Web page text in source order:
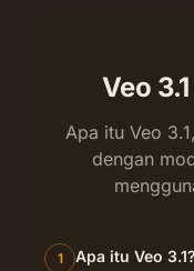
Veo
Apa itu Veo
dengan
1 Apa itu Veo 3.1?